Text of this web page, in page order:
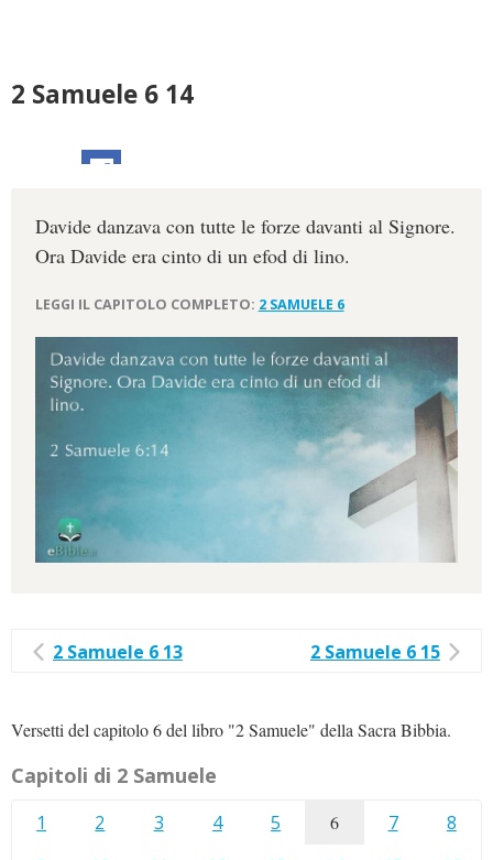
2 Samuele 6 14
Davide danzava con tutte le forze davanti al Signore.
Ora Davide era cinto di un efod di lino.
LEGGI IL CAPITOLO COMPLETO: 2 SAMUELE 6
2 Samuele 6 13 2 Samuele 6 15
Versetti del capitolo 6 del libro "2 Samuele" della Sacra Bibbia.
Capitoli di 2 Samuele
1 2 3 4 5 6 7
8